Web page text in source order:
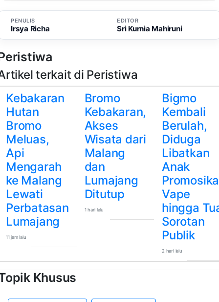
PENULIS
Irsya Richa
EDITOR
Sri Kurnia Mahiruni
terkait di Peristiwa
Kebakaran
Hutan
Bromo
Meluas,
Api
Mengarah
ke Malang
Lewati
Perbatasan
Lumajang
11 jam lalu
Bromo
Kebakaran,
Akses
Wisata dari
Malang
dan
Lumajang
Ditutup
1 hari lalu
Bigmo
Kembali
Berulah,
Diduga
Libatkan
Anak
Vape
hingga
Sorotan
Publik
2 hari lalu
Khusus